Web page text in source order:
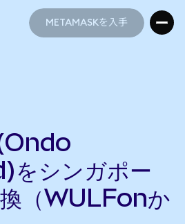
METAMASKを入手
シンガポー
（WULFonか